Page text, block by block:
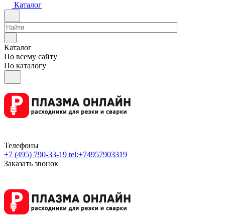
Каталог
Каталог
По всему сайту
По каталогу
Телефоны
+7 (495) 790-33-19 tel:+74957903319
Заказать звонок